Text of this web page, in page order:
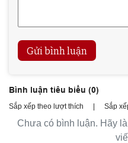
Gửi bình luận
Bình luận tiêu biểu (0)
Sắp xếp theo lượt thích | Sắp
Chưa có bình luận. Hãy